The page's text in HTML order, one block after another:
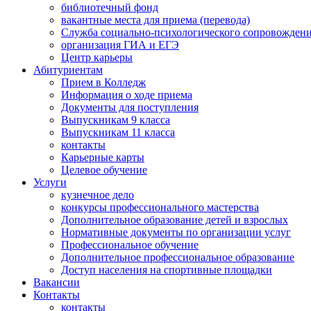
библиотечный фонд
вакантные места для приема (перевода)
Служба социально-психологического
организация ГИА и ЕГЭ
Центр карьеры
Абитуриентам
Прием в Колледж
Информация о ходе приема
Документы для поступления
Выпускникам 9 класса
Выпускникам 11 класса
контакты
Карьерные карты
Целевое обучение
Услуги
кузнечное дело
конкурсы профессионального мастерства
Дополнительное образование детей и взрослых
Нормативные документы по организации услуг
Профессиональное обучение
Дополнительное профессиональное образование
Доступ населения на спортивные площадки
Вакансии
Контакты
контакты